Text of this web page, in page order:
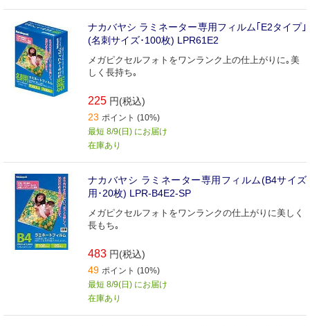
ナカバヤシ ラミネーター専用フィルム｢E2タイプ｣
(名刺サイズ･100枚) LPR61E2
メガピクセルフォトをワンランク上の仕上がりに｡美
しく長持ち｡
225 円(税込)
23 ポイント (10%)
最短 8/9(日) にお届け
在庫あり
ナカバヤシ ラミネーター専用フィルム(B4サイズ
用･20枚) LPR‐B4E2‐SP
メガピクセルフォトをワンランクの仕上がりに美しく
長もち｡
483 円(税込)
49 ポイント (10%)
最短 8/9(日) にお届け
在庫あり